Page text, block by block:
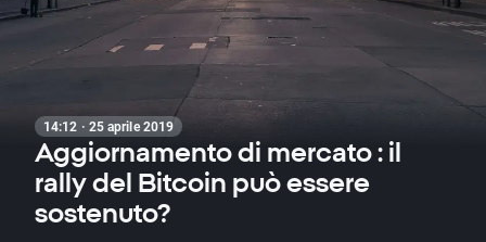
14:12 · 25 aprile 2019
Aggiornamento di mercato : il
rally del Bitcoin può essere
sostenuto?